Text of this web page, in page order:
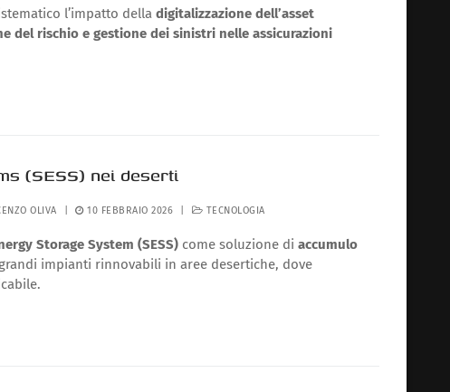
l’impatto delladigitalizzazione dell’asset
del rischio e gestione dei sinistri nelle assicurazioni
(SESS) nei deserti
OLIVA 10 FEBBRAIO 2026 TECNOLOGIA
Storage System (SESS) come soluzione diaccumulo
impianti rinnovabili in aree desertiche, dove